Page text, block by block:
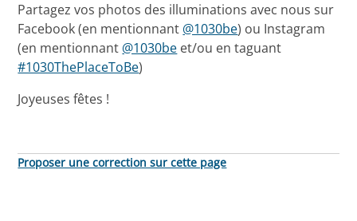
Partagez vos photos des illuminations avec nous sur
Facebook (en mentionnant @1030be) ou Instagram
(en mentionnant @1030be et/ou en taguant
#1030ThePlaceToBe)
Joyeuses fêtes !
Proposer une correction sur cette page